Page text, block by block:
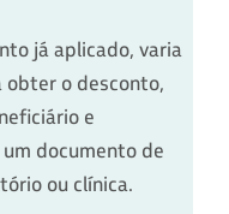
já aplicado, varia
obter o desconto,
e
documento de
ou clínica.